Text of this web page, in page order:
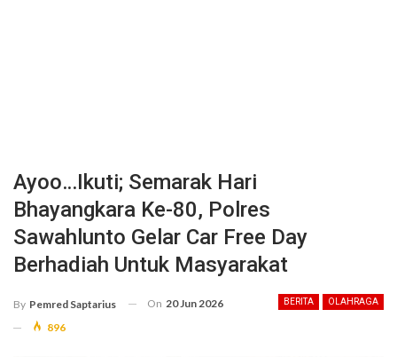
Ayoo…Ikuti; Semarak Hari
Bhayangkara Ke-80, Polres
Sawahlunto Gelar Car Free Day
Berhadiah Untuk Masyarakat
BERITA OLAHRAGA
By Pemred Saptarius On 20 Jun 2026
896